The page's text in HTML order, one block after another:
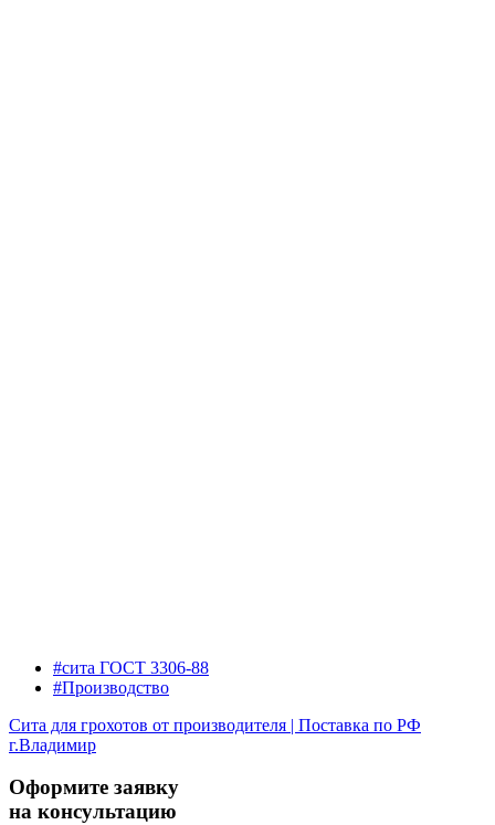
#сита ГОСТ 3306-88
#Производство
Сита для грохотов от производителя | Поставка по РФ
г.Владимир
Оформите заявку
на консультацию